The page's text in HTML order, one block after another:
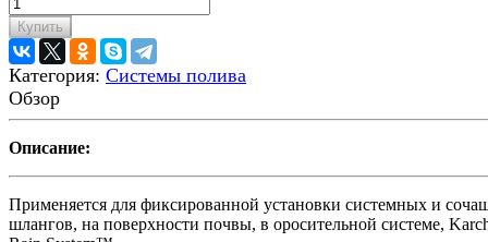
Купить
Категория: Системы полива
Обзор
Описание:
Применяется для фиксированной установки системных и
шлангов, на поверхности почвы, в оросительной системе,